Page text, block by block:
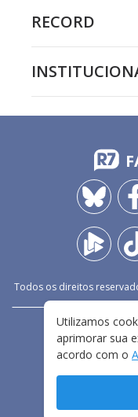
RECORD
Todos os direitos
Utilizamos
aprimorar sua
acordo com o